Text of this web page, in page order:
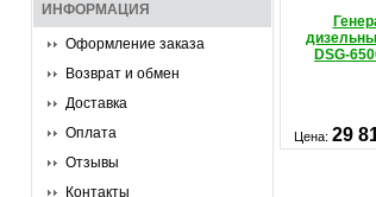
ИНФОРМАЦИЯ
Оформление заказа
Возврат и обмен
Доставка
Оплата
Отзывы
Контакты
DSG-
Цена: 29